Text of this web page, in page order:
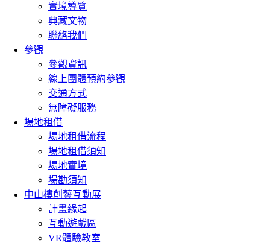
實境導覽
典藏文物
聯絡我們
參觀
參觀資訊
線上團體預約參觀
交通方式
無障礙服務
場地租借
場地租借流程
場地租借須知
場地實境
場勘須知
中山樓創藝互動展
計畫緣起
互動遊戲區
VR體驗教室